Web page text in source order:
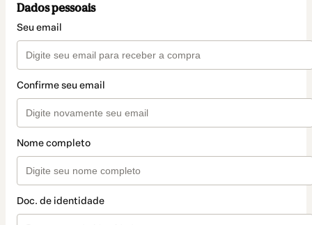
Dados pessoais
Seu email
Confirme seu email
Nome completo
Doc. de identidade